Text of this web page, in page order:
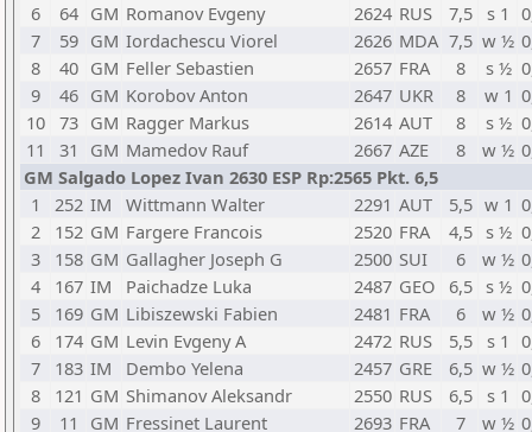
6
64 GM Romanov Evgeny 2624 RUS 7,5 s 1
7
59 GM Iordachescu Viorel 2626 MDA 7,5 w ½
8
40 GM Feller Sebastien 2657 FRA 8 s ½
9
46 GM Korobov Anton 2647 UKR 8 w 1
10 73 GM Ragger Markus 2614 AUT 8 s ½
11
31 GM Mamedov Rauf 2667 AZE 8 w ½
GM Salgado Lopez Ivan 2630 ESP Rp:2565 Pkt. 6,5
1
252 IM Wittmann Walter 2291 AUT 5,5 w 1
2
152 GM Fargere Francois 2520 FRA 4,5 s ½
3
158 GM Gallagher Joseph G 2500 SUI 6 w ½
4
167 IM Paichadze Luka 2487 GEO 6,5 s ½
5
169 GM Libiszewski Fabien 2481 FRA 6 w ½
6
174 GM Levin Evgeny A 2472 RUS 5,5 s 1
7
183 IM Dembo Yelena 2457 GRE 6,5 w ½
8
121 GM Shimanov Aleksandr 2550 RUS 6,5 s 1
9
11 GM Fressinet Laurent 2693 FRA 7 w ½